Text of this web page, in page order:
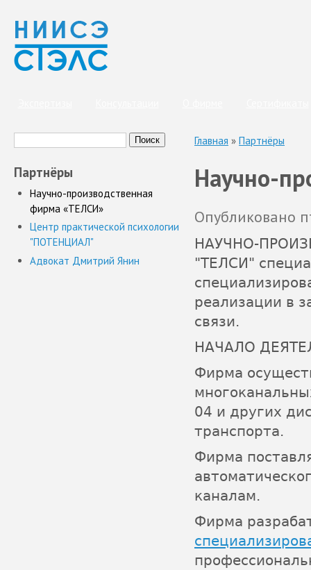
Форма поиска
Вы здесь Главная » Партнёры
Научно-
Опубликовано
НАУЧНО-
"ТЕЛСИ"
реализации в
связи.
НАЧАЛО
Фирма
04 и других
транспорта.
Фирма
каналам.
Фирма
Партнёры
Научно-производственная
фирма «ТЕЛСИ»
Центр практической психологии
"ПОТЕНЦИАЛ"
Адвокат Дмитрий Янин